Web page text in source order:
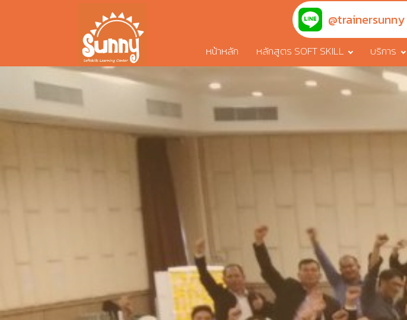
@trainersunny
หน้าหลัก หลักสูตร SOFT SKILL บริการ